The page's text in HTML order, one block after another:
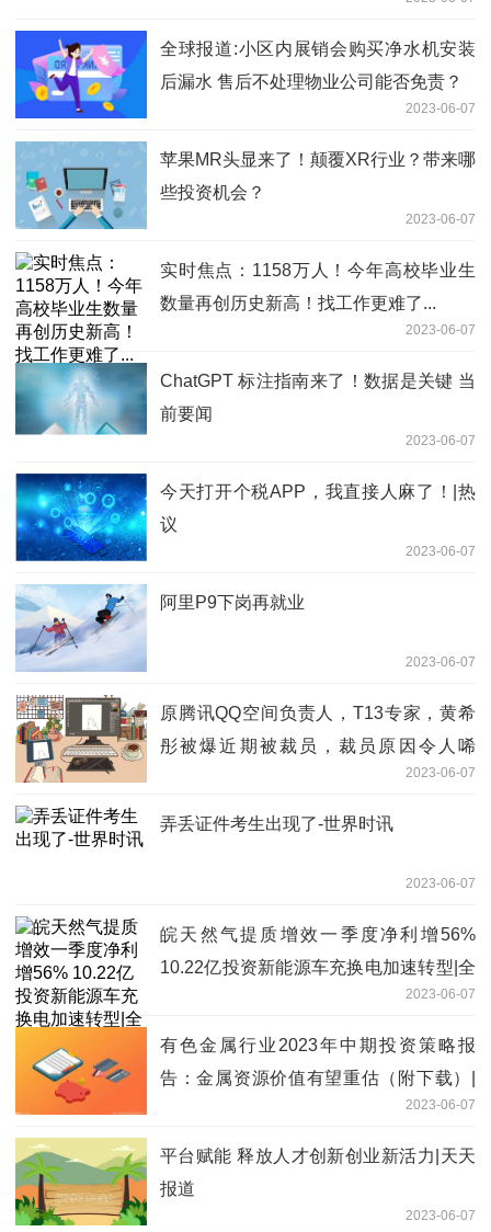
全球报道:小区内展销会购买净水机安装
后漏水 售后不处理物业公司能否免责？
2023-06-07
苹果MR头显来了！颠覆XR行业？带来哪
些投资机会？
2023-06-07
实时焦点：1158万人！今年高校毕业生
数量再创历史新高！找工作更难了...
2023-06-07
ChatGPT 标注指南来了！数据是关键 当
前要闻
2023-06-07
今天打开个税APP，我直接人麻了！|热
议
2023-06-07
阿里P9下岗再就业
2023-06-07
原腾讯QQ空间负责人，T13专家，黄希
彤被爆近期被裁员，裁员原因令人唏
2023-06-07
弄丢证件考生出现了-世界时讯
2023-06-07
皖天然气提质增效一季度净利增56%
10.22亿投资新能源车充换电加速转型|全
2023-06-07
有色金属行业2023年中期投资策略报
告：金属资源价值有望重估（附下载）|
2023-06-07
平台赋能 释放人才创新创业新活力|天天
报道
2023-06-07